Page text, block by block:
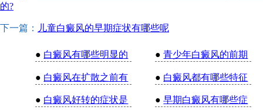
的?
下一篇： 儿童白癜风的早期症状有哪些呢
● 白癜风有哪些明显的 ●青少年白癜风的前期
● 白癜风在扩散之前有 ● 白癜风都有哪些特征
● 白癜风好转的症状是 ●早期白癜风有哪些症